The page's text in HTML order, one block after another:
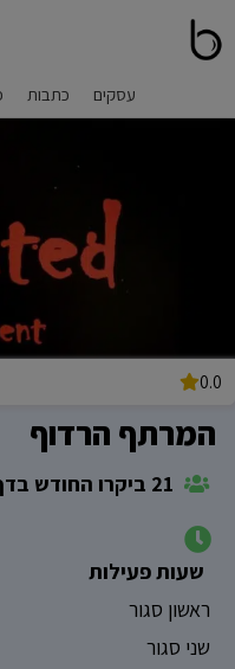
עסקים כתבות
0.0
המרתף הרדוף
שעות פעילות
ראשון סגור
שני סגור